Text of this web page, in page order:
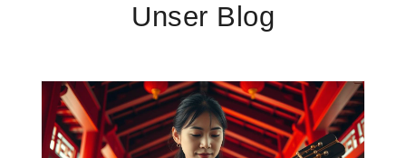
BLOG
KONTAKT
Unser Blog